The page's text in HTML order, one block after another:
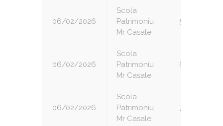
06/02/2026
Scola
Patrimoniu
Mr Casale
5
06/02/2026
Scola
Patrimoniu
Mr Casale
6
06/02/2026
Scola
Patrimoniu
Mr Casale
7